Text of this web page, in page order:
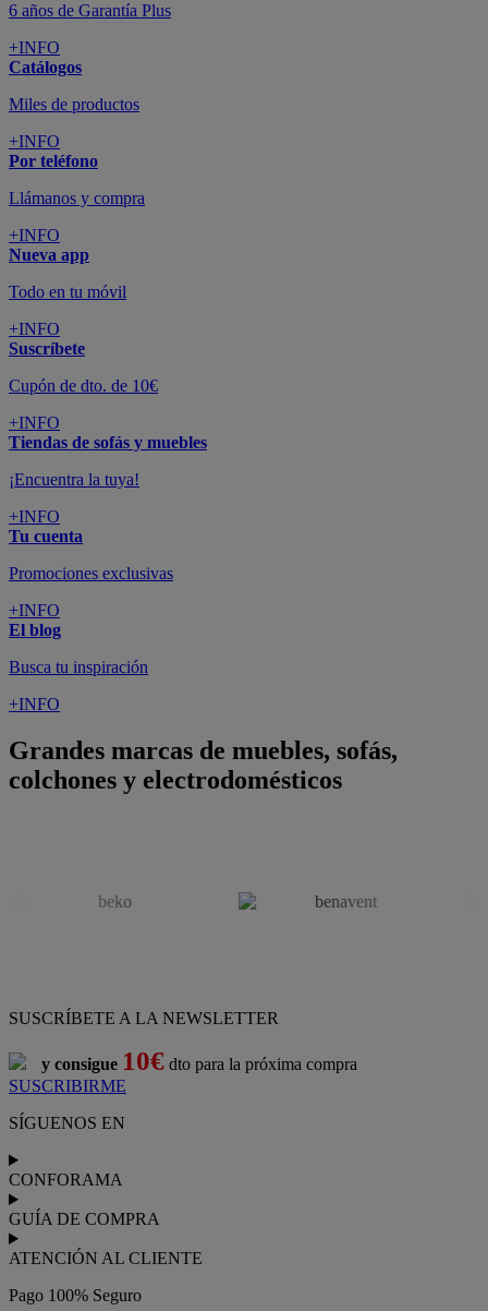
6 años de Garantía Plus
+INFO
Catálogos
Miles de productos
+INFO
Por teléfono
Llámanos y compra
+INFO
Nueva app
Todo en tu móvil
+INFO
Suscríbete
Cupón de dto. de 10€
+INFO
Tiendas de sofás y muebles
¡Encuentra la tuya!
+INFO
Tu cuenta
Promociones exclusivas
+INFO
El blog
Busca tu inspiración
+INFO
Grandes marcas de muebles, sofás,
colchones y electrodomésticos
SUSCRÍBETE A LA NEWSLETTER
y consigue 10€ dto para la próxima compra
SUSCRIBIRME
SÍGUENOS EN
CONFORAMA
GUÍA DE COMPRA
ATENCIÓN AL CLIENTE
Pago 100% Seguro